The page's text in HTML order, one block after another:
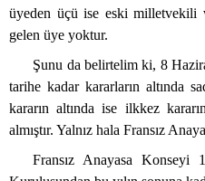
üyeden üçü ise eski milletvekili
gelen üye yoktur.
Şunu da belirtelim ki, 8
tarihe kadar kararların altında
kararın altında ise ilkkez
almıştır. Yalnız hala Fransız
Fransız Anayasa Konseyi